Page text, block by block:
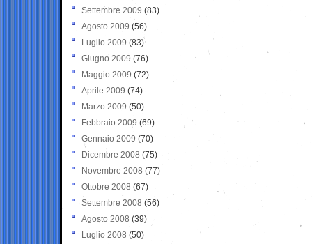
Settembre 2009 (83)
Agosto 2009 (56)
Luglio 2009 (83)
Giugno 2009 (76)
Maggio 2009 (72)
Aprile 2009 (74)
Marzo 2009 (50)
Febbraio 2009 (69)
Gennaio 2009 (70)
Dicembre 2008 (75)
Novembre 2008 (77)
Ottobre 2008 (67)
Settembre 2008 (56)
Agosto 2008 (39)
Luglio 2008 (50)